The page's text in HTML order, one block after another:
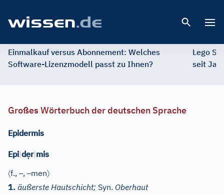
Einmalkauf versus Abonnement: Welches
Software-Lizenzmodell passt zu Ihnen?
Lego
seit
Großes Wörterbuch der deutschen Sprache
Epidermis
Epi|dẹr|mis
〈f.,–,–men〉
1. äußerste Hautschicht; Syn. Oberhaut